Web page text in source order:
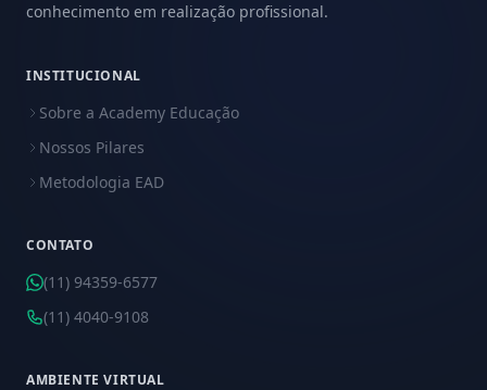
conhecimento em realização profissional.
INSTITUCIONAL
Sobre a Academy Educação
Nossos Pilares
Metodologia EAD
CONTATO
(11) 94359-6577
(11) 4040-9108
AMBIENTE VIRTUAL